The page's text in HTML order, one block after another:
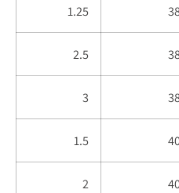
1.25
2.5
3
1.5
2